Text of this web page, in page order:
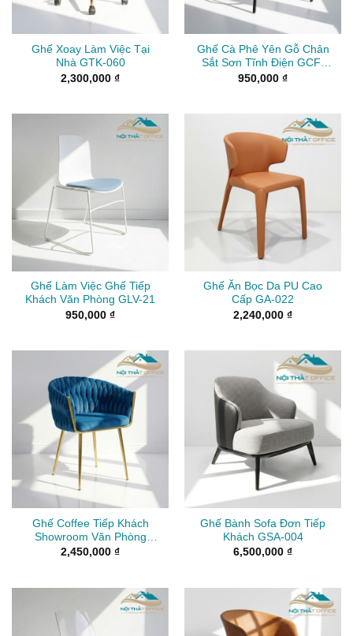
Ghế Xoay Làm Việc Tại
Nhà GTK-060
2,300,000 ₫
Ghế Cà Phê Yên Gỗ Chân
Sắt Sơn Tĩnh Điện GCF-
080
950,000 ₫
Ghế Làm Việc Ghế Tiếp
Khách Văn Phòng GLV-21
950,000 ₫
Ghế Ăn Bọc Da PU Cao
Cấp GA-022
2,240,000 ₫
Ghế Coffee Tiếp Khách
Showroom Văn Phòng
GTK-022
2,450,000 ₫
Ghế Bành Sofa Đơn Tiếp
Khách GSA-004
6,500,000 ₫